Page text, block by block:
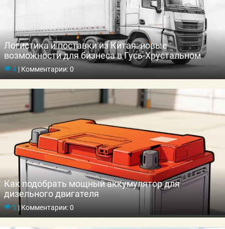
Логистика и поставки из Китая: новые
возможности для бизнеса в Гусь-Хрустальном
4 |Комментарии: 0
Как подобрать мощный аккумулятор для
дизельного двигателя
5 |Комментарии: 0